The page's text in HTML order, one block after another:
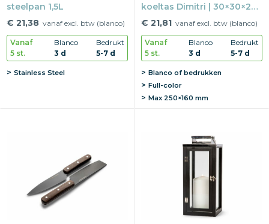
steelpan 1,5L
€ 21,38 vanaf excl. btw (blanco)
Vanaf
5 st.
Blanco
3 d
Bedrukt
5-7 d
Stainless Steel
koeltas Dimitri | 30×30×20
cm | Met draagband
€ 21,81 vanaf excl. btw (blanco)
Vanaf
5 st.
Blanco
3 d
Bedrukt
5-7 d
Blanco of bedrukken
Full-color
Max 250×160 mm